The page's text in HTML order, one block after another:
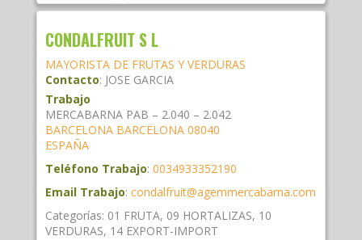
CONDALFRUIT S L
MAYORISTA DE FRUTAS Y VERDURAS
Contacto: JOSE GARCIA
Trabajo
MERCABARNA PAB – 2.040 – 2.042
BARCELONA BARCELONA 08040
ESPAÑA
Teléfono Trabajo: 0034933352190
Email Trabajo: condalfruit@agemmercabarna.com
Categorías: 01 FRUTA, 09 HORTALIZAS, 10
VERDURAS, 14 EXPORT-IMPORT